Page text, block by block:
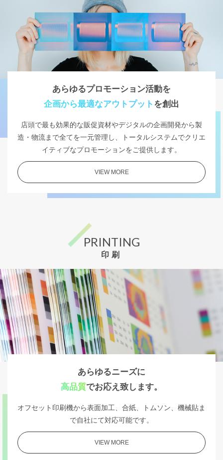
あらゆるプロモーション活動を
企画から最適なアウトプットを創出
店頭で最も効果的な販促資材やデジタルの企画開発から製
造・物流まで全てを一元管理し、トータルシステムでクリエ
イティブなプロモーションをご提供します。
VIEW MORE
PRINTING
印刷
あらゆるニーズに
高品質でお応え致します。
オフセット印刷機から表面加工、合紙、トムソン、機械貼ま
で自社にて対応可能です。
VIEW MORE